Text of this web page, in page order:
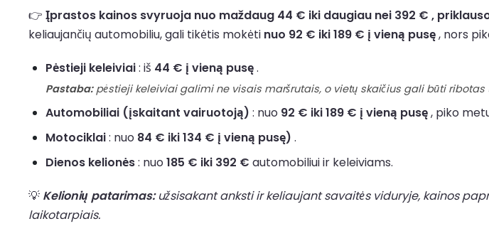
👉 Įprastos kainos svyruoja nuo maždaug 44 € iki daugiau nei 392 € ,
keliaujančių automobiliu, gali tikėtis mokėti nuo 92 € iki 189 € į vieną pusę, nors
Pėstieji keleiviai: iš 44 € į vieną pusę.
Pastaba:pėstieji keleiviai galimi ne visais maršrutais, o vietų skaičius gali būti ribotas
Automobiliai (įskaitant vairuotoją) : nuo 92 € iki 189 € į vieną pusę, piko
Motociklai: nuo 84 € iki 134 € į vieną pusę) .
Dienos kelionės: nuo 185 € iki 392 € automobiliui ir keleiviams.
💡 Kelionių patarimas:užsisakant anksti ir keliaujant savaitės viduryje, kainos
laikotarpiais.